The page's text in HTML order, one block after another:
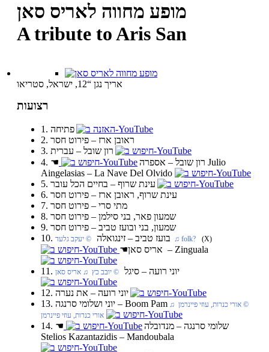
מופע מחווה לאריס סאן
A tribute to Aris San
אריך נגן “12, ישראל, סטריאו
רצועות
1. פתיחה
2. ראובן ארז‏ – פירוט חסר
3. רון שובל‏ – עברית
4. רון שובל‏ – אספרה
☚
Julio
Aingelasias – La Nave Del Olvido
5. עינת שרוף‏ – בחיים הכל עובר
6. עינת שרוף, ראובן ארז‏ – פירוט חסר
7. מתי סרי‏ – פירוט חסר
8. שמעון פאר, בני סילמן‏ – פירוט חסר
9. שמעון, בני ובועז טביב‏ – פירוט חסר
10. בועז טביב‏ – זינגואלה ‏ © יעקב גלעד‏ ♫ folk? (X)
☚ אריס סאן – Zinguala
11. יוני רועה‏ – סיגל ‏ © יובב כץ‏ ♫ אריס סאן
12. יוני רועה‏ – את נערה
13. יוני ושלומי סרנגה‏ – Boom Pam
אורי כנרות, עוזי פיינרמן
14. שלומי סרנגה‏ – מנדובלה
☚
Stelios Kazantazidis – Mandoubala